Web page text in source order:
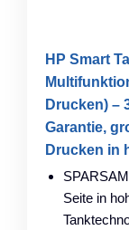
HP Smart
Drucken) –
Garantie,
Drucken in
Seite in